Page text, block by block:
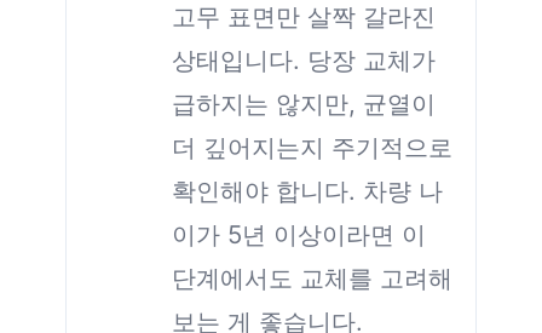
고무 표면만 살짝 갈라진
상태입니다. 당장 교체가
급하지는 않지만, 균열이
더 깊어지는지 주기적으로
확인해야 합니다. 차량 나
이가 5년 이상이라면 이
단계에서도 교체를 고려해
보는 게 좋습니다.